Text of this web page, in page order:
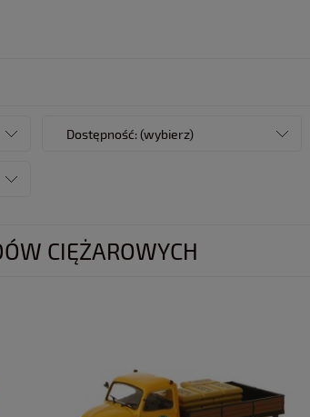
Dostępność: (wybierz)
CIĘŻAROWYCH